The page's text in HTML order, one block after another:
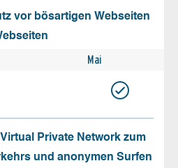
vor bösartigen Webseiten
Mai
Private Network zum
und anonymen Surfen